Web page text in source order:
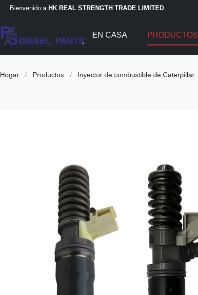
Bienvenido a HK REAL STRENGTH TRADE LIMITED
EN CASA PRODUCTOS
Hogar / Productos / Inyector de combustible de Caterpillar